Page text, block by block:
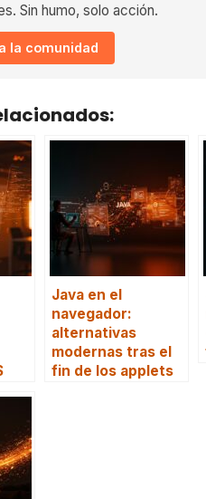
Sin humo, solo acción.
la comunidad
Java en el
navegador:
alternativas
modernas tras el
fin de los applets